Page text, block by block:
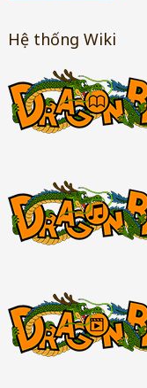
Hệ thống Wiki